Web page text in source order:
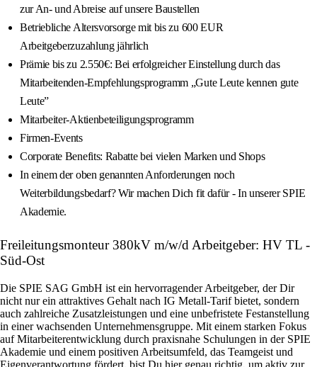
zur An- und Abreise auf unsere Baustellen
Betriebliche Altersvorsorge mit bis zu 600 EUR
Arbeitgeberzuzahlung jährlich
Prämie bis zu 2.550€: Bei erfolgreicher Einstellung durch das
Mitarbeitenden-Empfehlungsprogramm „Gute Leute kennen gute
Leute”
Mitarbeiter-Aktienbeteiligungsprogramm
Firmen-Events
Corporate Benefits: Rabatte bei vielen Marken und Shops
In einem der oben genannten Anforderungen noch
Weiterbildungsbedarf? Wir machen Dich fit dafür - In unserer SPIE
Akademie.
Freileitungsmonteur 380kV m/w/d Arbeitgeber: HV TL -
Süd-Ost
Die SPIE SAG GmbH ist ein hervorragender Arbeitgeber, der Dir
nicht nur ein attraktives Gehalt nach IG Metall-Tarif bietet, sondern
auch zahlreiche Zusatzleistungen und eine unbefristete Festanstellung
in einer wachsenden Unternehmensgruppe. Mit einem starken Fokus
auf Mitarbeiterentwicklung durch praxisnahe Schulungen in der SPIE
Akademie und einem positiven Arbeitsumfeld, das Teamgeist und
Eigenverantwortung fördert, bist Du hier genau richtig, um aktiv zur